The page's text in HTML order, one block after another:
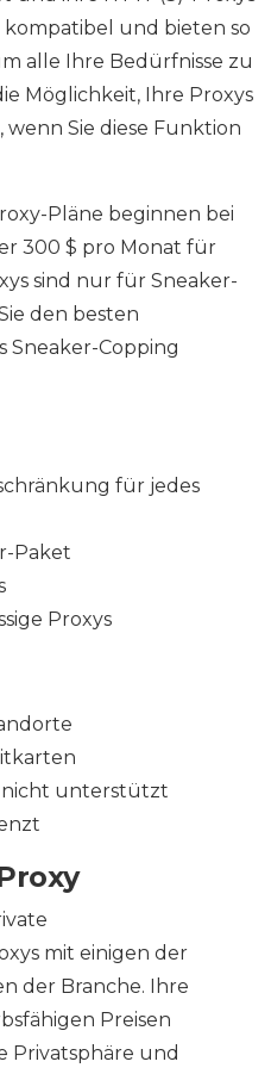
und bieten so
alle Ihre Bedürfnisse zu
Möglichkeit, Ihre Proxys
Sie diese Funktion
Pläne beginnen bei
300 $ pro Monat für
sind nur für Sneaker-
den besten
Sneaker-Copping
für jedes
Paket
Proxys
nicht unterstützt
mit einigen der
der Branche. Ihre
Preisen
Privatsphäre und